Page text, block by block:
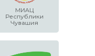
МИАЦ
Республики
Чувашия